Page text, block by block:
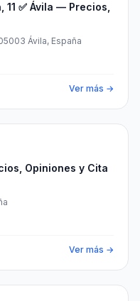
✅ Ávila — Precios,
Ávila, España
Ver más →
Opiniones y Cita
Ver más →